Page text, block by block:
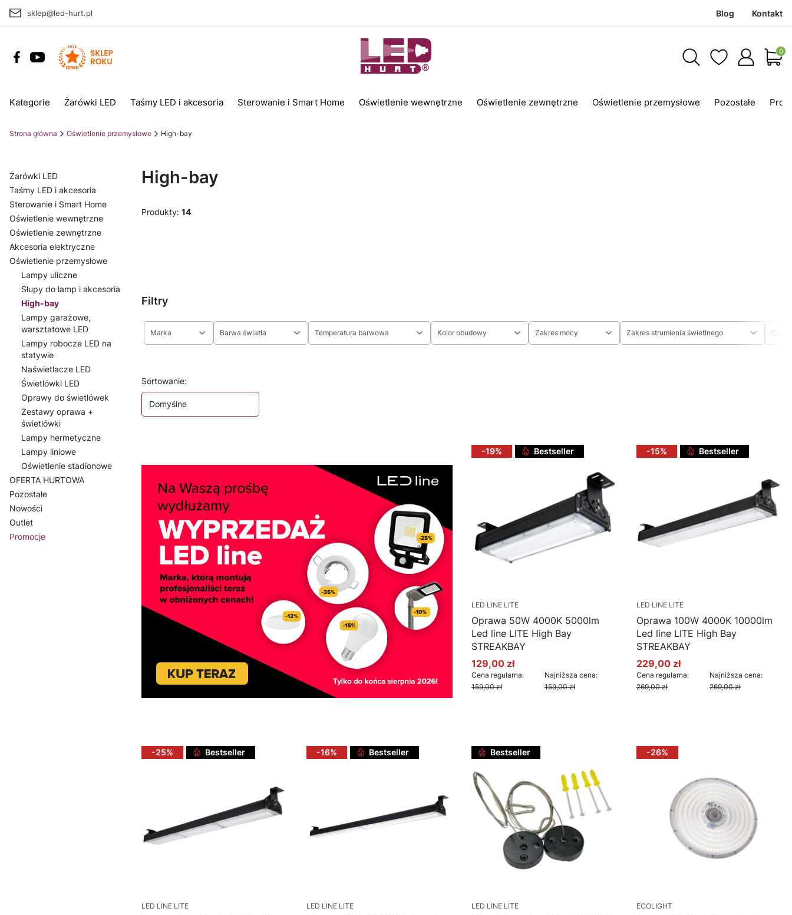
sklep@led-hurt.pl Blog Kontakt
Kategorie Żarówki LED Taśmy LED i akcesoria Sterowanie i Smart Home Oświetlenie wewnętrzne Oświetlenie zewnętrzne Oświetlenie przemysłowe Pozostałe
Strona główna Oświetlenie przemysłowe High-bay
Żarówki LED
Taśmy LED i akcesoria
Sterowanie i Smart Home
Oświetlenie wewnętrzne
Oświetlenie zewnętrzne
Akcesoria elektryczne
Oświetlenie przemysłowe
Lampy uliczne
Słupy do lamp i akcesoria
High-bay
Lampy garażowe,
warsztatowe LED
Lampy robocze LED na
statywie
Naświetlacze LED
Świetlówki LED
Oprawy do świetlówek
Zestawy oprawa +
świetlówki
Lampy hermetyczne
Lampy liniowe
Oświetlenie stadionowe
OFERTA HURTOWA
Pozostałe
Nowości
Outlet
Promocje
High-bay
Produkty: 14
Filtry
Marka Barwa światła Temperatura barwowa Kolor obudowy Zakres mocy Zakres strumienia świetlnego
Lista produktów
Sortowanie:
Domyślne
-19% Bestseller
LED LINE LITE
Oprawa 50W 4000K 5000lm
Led line LITE High Bay
STREAKBAY
Cena promocyjna
129,00 zł
Cena regularna:
159,00 zł
Najniższa cena:
159,00 zł
-15% Bestseller
LED LINE LITE
Oprawa 100W 4000K 10000lm
Led line LITE High Bay
STREAKBAY
Cena promocyjna
229,00 zł
Cena regularna:
269,00 zł
Najniższa cena:
269,00 zł
-25% Bestseller
LED LINE LITE
-16% Bestseller
LED LINE LITE
Bestseller
LED LINE LITE
-26%
ECOLIGHT